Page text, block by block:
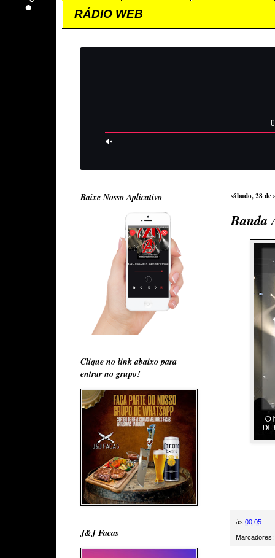
RÁDIO WEB
sábado, 28 de
Banda
às 00:05
Marcadores:
Baixe Nosso Aplicativo
Clique no link abaixo para
entrar no grupo!
J&J Facas